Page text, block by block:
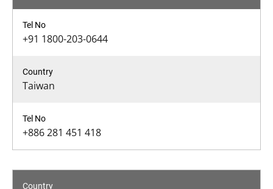
+91 1800-203-0644
Taiwan
+886 281 451 418